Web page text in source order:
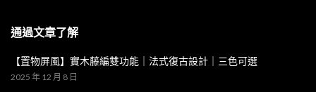
通過文章了解
【置物屏風】實木藤編雙功能｜法式復古設計｜三色可選
2025 年 12 月 8 日